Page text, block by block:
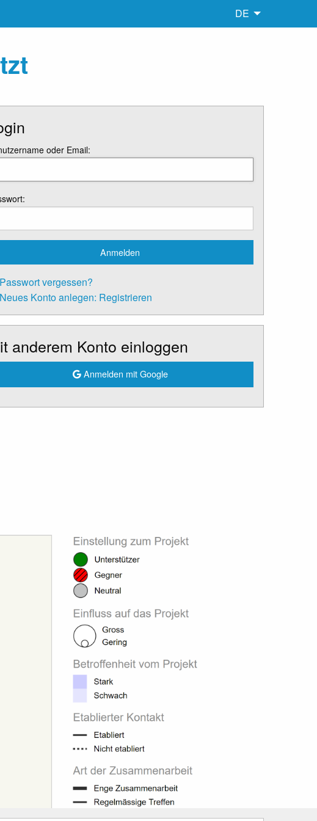
DE
oder Email:
Passwort vergessen?
Neues Konto anlegen: Registrieren
anderem Konto einloggen
Anmelden mit Google